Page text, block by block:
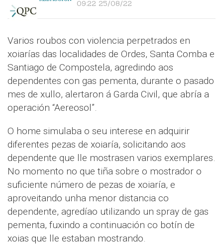
09:22 25/08/22
Varios roubos con violencia perpetrados en
xoiarías das localidades de Ordes, Santa Comba e
Santiago de Compostela, agredindo aos
dependentes con gas pementa, durante o pasado
mes de xullo, alertaron á Garda Civil, que abría a
operación “Aereosol”.
O home simulaba o seu interese en adquirir
diferentes pezas de xoiaría, solicitando aos
dependente que lle mostrasen varios exemplares.
No momento no que tiña sobre o mostrador o
suficiente número de pezas de xoiaría, e
aproveitando unha menor distancia co
dependente, agredíao utilizando un spray de gas
pementa, fuxindo a continuación co botín de
xoias que lle estaban mostrando.